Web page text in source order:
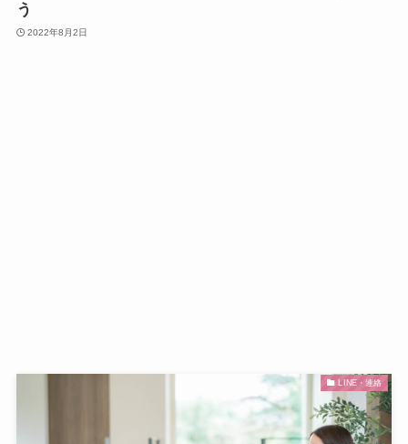
う
2022年8月2日
LINE・連絡